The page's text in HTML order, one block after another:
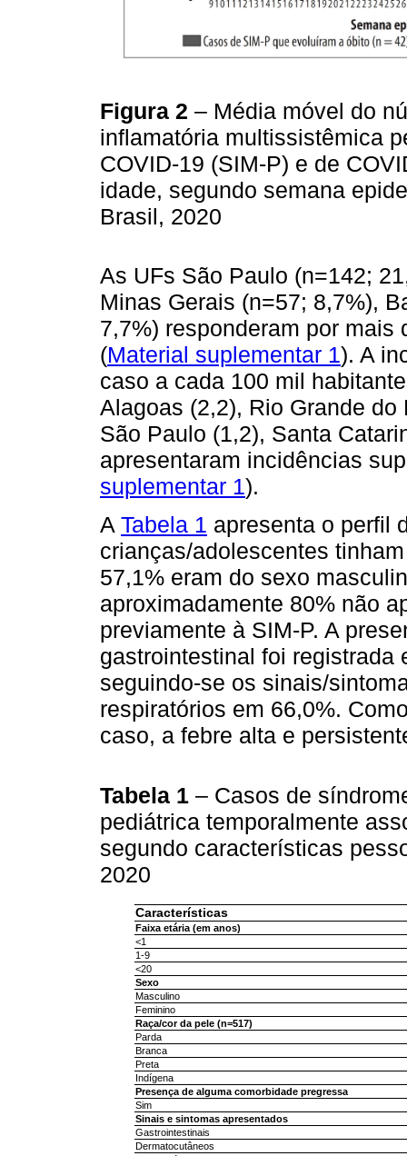
Figura 2 – Média móvel do
inflamatória multissistêmica
COVID-19 (SIM-P) e de
idade, segundo semana
Brasil, 2020
As UFs São Paulo (n=142;
Minas Gerais (n=57; 8,7%),
7,7%) responderam por
(Material suplementar 1). A
caso a cada 100 mil
Alagoas (2,2), Rio Grande
São Paulo (1,2), Santa
apresentaram incidências
suplementar 1).
A Tabela 1 apresenta o perfil
crianças/adolescentes
57,1% eram do sexo
aproximadamente 80% não
previamente à SIM-P. A
gastrointestinal foi registrada
seguindo-se os sinais/
respiratórios em 66,0%.
caso, a febre alta e
Tabela 1 – Casos de
pediátrica temporalmente
segundo características
2020
Características
Faixa etária (em anos)
<1
1-9
<20
Sexo
Masculino
Feminino
Raça/cor da pele (n=517)
Parda
Branca
Preta
Indígena
Presença de alguma comorbidade pregressa
Sim
Sinais e sintomas apresentados
Gastrointestinais
Dermatocutâneos